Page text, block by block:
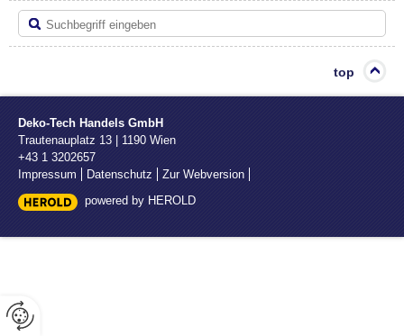
top
Deko-Tech Handels GmbH
Trautenauplatz 13
1190 Wien
+43 1 3202657
Impressum
Datenschutz
Zur Webversion
powered by HEROLD